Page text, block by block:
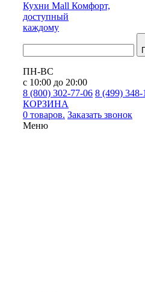
Кухни Mall Комфорт,
доступный
каждому
ПН-ВС
с 10:00 до 20:00
8 (800) 302-77-06 8 (499) 348-
КОРЗИНА
0 товаров. Заказать звонок
Меню